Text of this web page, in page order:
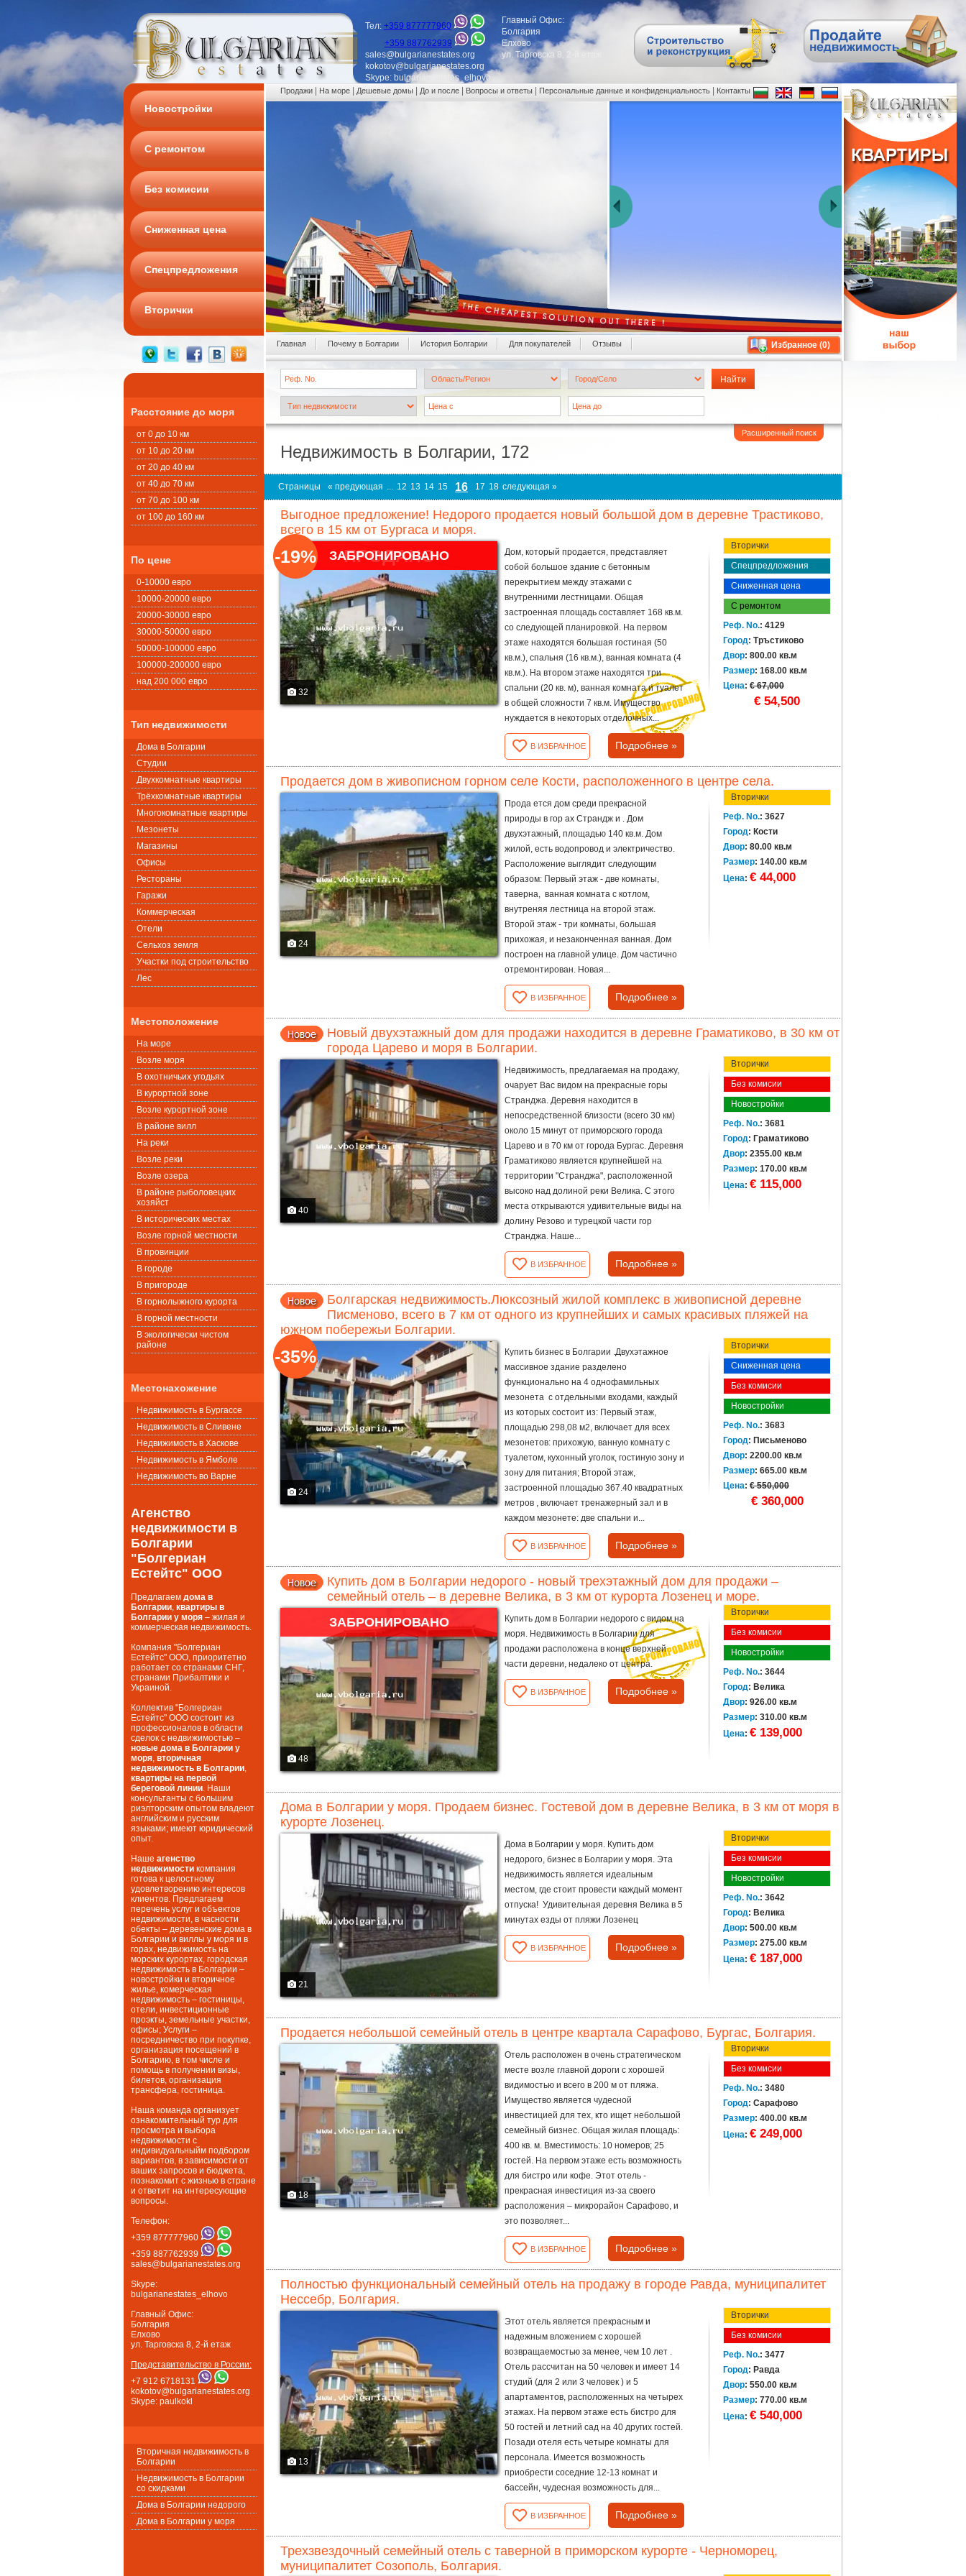
Тел: +359 877777960
+359 887762939
sales@bulgarianestates.org
kokotov@bulgarianestates.org
Skype: bulgarianestates_elhovo
Главный Офис:
Болгария
Елхово
ул. Тарговска 8, 2-й етаж
Новостройки
С ремонтом
Без комисии
Сниженная цена
Спецпредложения
Вторички
Расстояние до моря
от 0 до 10 км
от 10 до 20 км
от 20 до 40 км
от 40 до 70 км
от 70 до 100 км
от 100 до 160 км
По цене
0-10000 евро
10000-20000 евро
20000-30000 евро
30000-50000 евро
50000-100000 евро
100000-200000 евро
над 200 000 евро
Тип недвижимости
Дома в Болгарии
Студии
Двухкомнатные квартиры
Трёхкомнатные квартиры
Многокомнатные квартиры
Мезонеты
Магазины
Офисы
Рестораны
Гаражи
Коммерческая
Oтели
Сельхоз земля
Участки под строительство
Лес
Местоположение
На море
Возле моря
В охотничьих угодьях
В курортной зоне
Возле курортной зоне
В районе вилл
На реки
Возле реки
Возле озера
В районе рыболовецких
хозяйст
В исторических местах
Возле горной местности
В провинции
В городе
В пригороде
В горнолыжного курорта
В горной местности
В экологически чистом
районе
Местонахожение
Недвижимость в Бургассе
Недвижимость в Сливене
Недвижимость в Хаскове
Недвижимость в Ямболе
Недвижимость во Варне
Агенство
недвижимости в
Болгарии
"Болгериан
Естейтс" ООО
Предлагаем дома в
Болгарии, квартиры в
Болгарии у моря – жилая и
коммерческая недвижимость.
Компания "Болгериан
Естейтс" ООО, приоритетно
работает со странами СНГ,
странами Прибалтики и
Украиной.
Коллектив "Болгериан
Естейтс" ООО состоит из
профессионалов в области
сделок с недвижимостью –
новые дома в Болгарии у
моря, вторичная
недвижимость в Болгарии,
квартиры на первой
береговой линии. Наши
консультанты с большим
риэлторским опытом владеют
английским и русским
языками; имеют юридический
опыт.
Наше агенство
недвижимости компания
готова к целостному
удовлетворению интересов
клиентов. Предлагаем
перечень услуг и объектов
недвижимости, в часности
обекты – деревенские дома в
Болгарии и виллы у моря и в
горах, недвижимость на
морских курортах, городская
недвижимость в Болгарии –
новостройки и вторичное
жилье, комерческая
недвижимость – гостиницы,
отели, инвестиционные
проэкты, земельные участки,
офисы; Услуги –
посредничество при покупке,
организация посещений в
Болгарию, в том числе и
помощь в получении визы,
билетов, организация
трансфера, гостиница.
Наша команда организует
ознакомительный тур для
просмотра и выбора
недвижимости с
индивидуальныйм подбором
вариантов, в зависимости от
ваших запросов и бюджета,
познакомит с жизнью в стране
и ответит на интересующие
вопросы.
Телефон:
+359 877777960
+359 887762939
sales@bulgarianestates.org
Skype:
bulgarianestates_elhovo
Главный Офис:
Болгария
Елхово
ул. Тарговска 8, 2-й етаж
Представительство в России:
+7 912 6718131
kokotov@bulgarianestates.org
Skype: paulkokl
Вторичная недвижимость в
Болгарии
Недвижимость в Болгарии
со скидками
Дома в Болгарии недорого
Дома в Болгарии у моря
Продажи На море Дешевые домы До и после Вопросы и ответы Персональные данные и конфиденциальность Контакты
Главная Почему в Болгарии История Болгарии Для покупателей Oтзывы Избранное (0)
Расширенный поиск
Недвижимость в Болгарии, 172
Страницы « предующая ... 12 13 14 15 16 17 18 следующая »
Выгодное предложение! Недорого продается новый большой дом в деревне Трастиково,
всего в 15 км от Бургаса и моря.
ПРОДАНО
ЗАБРОНИРОВАНО
32
-19%
Дом, который продается, представляет
собой большое здание с бетонным
перекрытием между этажами с
внутренними лестницами. Общая
застроенная площадь составляет 168 кв.м.
со следующей планировкой. На первом
этаже находятся большая гостиная (50
кв.м.), спальня (16 кв.м.), ванная комната (4
кв.м.). На втором этаже находятся три
спальни (20 кв. м), ванная комната и туалет
в общей сложности 7 кв.м. Имущество
нуждается в некоторых отделочных...
В ИЗБРАННОЕ Подробнее »
Вторички
Спецпредложения
Сниженная цена
С ремонтом
Реф. No.: 4129
Город: Тръстиково
Двор: 800.00 кв.м
Размер: 168.00 кв.м
Цена: € 67,000
€ 54,500
Продается дом в живописном горном селе Кости, расположенного в центре села.
24
Прода ется дом среди прекрасной
природы в гор ах Страндж и . Дом
двухэтажный, площадью 140 кв.м. Дом
жилой, есть водопровод и электричество.
Расположение выглядит следующим
образом: Первый этаж - две комнаты,
таверна, ванная комната с котлом,
внутреняя лестница на второй этаж.
Второй этаж - три комнаты, большая
прихожая, и незаконченная ванная. Дом
построен на главной улице. Дом частично
отремонтирован. Новая...
В ИЗБРАННОЕ Подробнее »
Вторички
Реф. No.: 3627
Город: Кости
Двор: 80.00 кв.м
Размер: 140.00 кв.м
Цена: € 44,000
Новый двухэтажный дом для продажи находится в деревне Граматиково, в 30 км от
города Царево и моря в Болгарии.
40
Недвижимость, предлагаемая на продажу,
очарует Вас видом на прекрасные горы
Странджа. Деревня находится в
непосредственной близости (всего 30 км)
около 15 минут от приморского города
Царево и в 70 км от города Бургас. Деревня
Граматиково является крупнейшей на
территории "Странджа", расположенной
высоко над долиной реки Велика. С этого
места открываются удивительные виды на
долину Резово и турецкой части гор
Странджа. Наше...
В ИЗБРАННОЕ Подробнее »
Вторички
Без комисии
Новостройки
Реф. No.: 3681
Город: Граматиково
Двор: 2355.00 кв.м
Размер: 170.00 кв.м
Цена: € 115,000
Болгарская недвижимость.Люксозный жилой комплекс в живописной деревне
Писменово, всего в 7 км от одного из крупнейших и самых красивых пляжей на
южном побережьи Болгарии.
24
-35%
Купить бизнес в Болгарии .Двухэтажное
массивное здание разделено
функционально на 4 однофамильных
мезонета с отдельными входами, каждый
из которых состоит из: Первый этаж,
площадью 298,08 м2, включает для всех
мезонетов: прихожую, ванную комнату с
туалетом, кухонный уголок, гостиную зону и
зону для питания; Второй этаж,
застроенной площадью 367.40 квадратных
метров , включает тренажерный зал и в
каждом мезонете: две спальни и...
В ИЗБРАННОЕ Подробнее »
Вторички
Сниженная цена
Без комисии
Новостройки
Реф. No.: 3683
Город: Письменово
Двор: 2200.00 кв.м
Размер: 665.00 кв.м
Цена: € 550,000
€ 360,000
Купить дом в Болгарии недорого - новый трехэтажный дом для продажи –
семейный отель – в деревне Велика, в 3 км от курорта Лозенец и море.
ЗАБРОНИРОВАНО
48
Купить дом в Болгарии недорого с видом на
моря. Недвижимость в Болгарии для
продажи расположена в конце верхней
части деревни, недалеко от центра.
В ИЗБРАННОЕ Подробнее »
Вторички
Без комисии
Новостройки
Реф. No.: 3644
Город: Велика
Двор: 926.00 кв.м
Размер: 310.00 кв.м
Цена: € 139,000
Дома в Болгарии у моря. Продаем бизнес. Гостевой дом в деревне Велика, в 3 км от моря в
курорте Лозенец.
21
Дома в Болгарии у моря. Купить дом
недорого, бизнес в Болгарии у моря. Эта
недвижимость является идеальным
местом, где стоит провести каждый момент
отпуска! Удивительная деревня Велика в 5
минутах езды от пляжи Лозенец
В ИЗБРАННОЕ Подробнее »
Вторички
Без комисии
Новостройки
Реф. No.: 3642
Город: Велика
Двор: 500.00 кв.м
Размер: 275.00 кв.м
Цена: € 187,000
Продается небольшой семейный отель в центре квартала Сарафово, Бургас, Болгария.
18
Отель расположен в очень стратегическом
месте возле главной дороги с хорошей
видимостью и всего в 200 м от пляжа.
Имущество является чудесной
инвестицией для тех, кто ищет небольшой
семейный бизнес. Общая жилая площадь:
400 кв. м. Вместимость: 10 номеров; 25
гостей. На первом этаже есть возможность
для бистро или кофе. Этот отель -
прекрасная инвестиция из-за своего
расположения – микрорайон Сарафово, и
это позволяет...
В ИЗБРАННОЕ Подробнее »
Вторички
Без комисии
Реф. No.: 3480
Город: Сарафово
Размер: 400.00 кв.м
Цена: € 249,000
Полностью функциональный семейный отель на продажу в городе Равда, муниципалитет
Нессебр, Болгария.
13
Этот отель является прекрасным и
надежным вложением с хорошей
возвращаемостью за менее, чем 10 лет .
Отель рассчитан на 50 человек и имеет 14
студий (для 2 или 3 человек ) и 5
апартаментов, расположенных на четырех
этажах. На первом этаже есть бистро для
50 гостей и летний сад на 40 других гостей.
Позади отеля есть четыре комнаты для
персонала. Имеется возможность
приобрести соседние 12-13 комнат и
бассейн, чудесная возможность для...
В ИЗБРАННОЕ Подробнее »
Вторички
Без комисии
Реф. No.: 3477
Город: Равда
Двор: 550.00 кв.м
Размер: 770.00 кв.м
Цена: € 540,000
Трехзвездочный семейный отель с таверной в приморском курорте - Черноморец,
муниципалитет Созополь, Болгария.